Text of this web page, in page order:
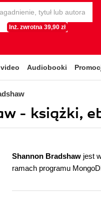
Inż. zwrotna 39,90 zł
Audiobooki
- książki,
Shannon Bradshaw jest
ramach programu